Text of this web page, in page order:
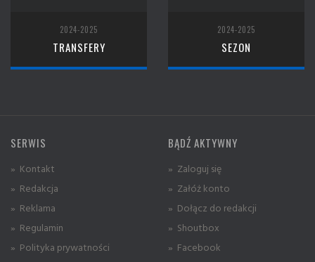
2024-2025
TRANSFERY
2024-2025
SEZON
SERWIS
» Kontakt
» Redakcja
» Reklama
» Regulamin
» Polityka prywatności
BĄDŹ AKTYWNY
» Zaloguj się
» Załóż konto
» Dołącz do redakcji
» Shoutbox
» Facebook